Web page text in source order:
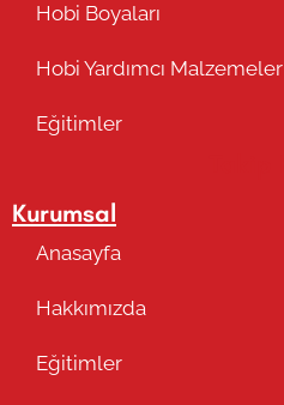
Hobi Boyaları
Hobi Yardımcı Malzemeler
Eğitimler
Kurumsal
Anasayfa
Hakkımızda
Eğitimler